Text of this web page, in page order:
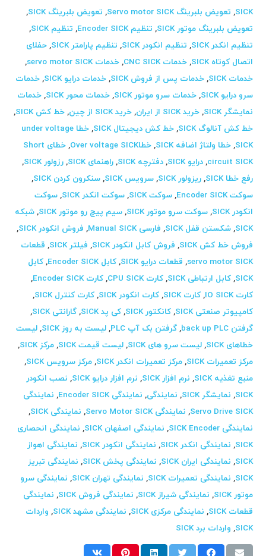
SICK
, تعویض بلبرینگ Servo motor SICK , تعویض بلبرینگ SICK
,
تعویض بلبرینگ موتور SICK
, تنظیم Encoder SICK , تنظیم SICK
,
تنظیم انکدر SICK
, تنظیم انکودر SICK , تنظیم پارامتر SICK ,حفلای
اتصال کوتاه SICK
,خدمات CNC SICK ,خدمات servo motor SICK
,
خدمات SICK
,خدمات پس از فروش SICK ,خدمات درایو SICK ,خدمات
سرو درایو SICK
,خدمات سرو موتور SICK ,خدمات محور SICK ,خدمات
نمایشگر SICK
,خرید SICK از ایران ,خرید SICK از چین ,خط کش SICK
,
خط کش آنالوگ SICK
,خط کش دیجیتال SICK ,
خطا under voltage
SICK
,خطا ولتاژ اضافه SICK ,خطاOver voltage SICK ,
خطای Short
circuit SICK
,درایو SICK ,دفترچه SICK ,راهنمای SICK ,رزولور SICK
,
رفع خطا SICK
,ریزولور SICK ,سرویس SICK ,سنکرون کردن SICK
,
سوکت Encoder SICK
,سوکت SICK ,سوکت انکدر SICK ,سوکت
انکودر SICK
,سوکت سرو موتور SICK ,سیم پیچ رو موتور SICK ,شبکه
SICK
,شکستن قفل SICK , فارسی Manual SICK , فروش انکودر SICK
,
فروش خط کش SICK
, فروش کابل انکودر SICK , فیلتر SICK , قطعات
servo motor SICK
, قطعات درایو SICK ,کابل Encoder SICK ,کابل
SICK
,کابل ارتباطی SICK ,کارت CPU SICK ,کارت Encoder SICK
,
کارت IO SICK
,کارت SICK ,کارت انکودر SICK ,کارت کنترل SICK
,
کامپیوتر صنعتی SICK
,کانکتور SICK ,کی پد SICK ,گارانتی SICK
,
گرفتن back up PLC
,گرفتن بک آپ PLC ,لیست به روز SICK ,لیست
خطاهای SICK
,لیست سرو های SICK ,لیست قیمت SICK ,مرکز SICK
,
مرکز تعمیرات SICK
,مرکز تعمیرات انکدر SICK ,مرکز سرویس SICK
,
منبع تغذیه SICK
, نرم افزار SICK , نرم افزار درایو SICK , نصب انکودر
SICK
, نمایشگر SICK , نمایندگی, نمایندگی Encoder SICK , نمایندگی
Servo Drive SICK
, نمایندگی Servo Motor SICK , نمایندگی SICK
,
نمایندگی SICK Encoder
, نمایندگی اصفهان SICK , نمایندگی انحصاری
SICK
, نمایندگی انکدر SICK , نمایندگی انکودر SICK , نمایندگی اهواز
SICK
, نمایندگی ایران SICK , نمایندگی پخش SICK , نمایندگی تبریز
SICK
, نمایندگی تعمیرات SICK , نمایندگی تهران SICK , نمایندگی سرو
موتور SICK
, نمایندگی شیراز SICK , نمایندگی فروش SICK , نمایندگی
قطعات SICK
, نمایندگی مرکزی SICK , نمایندگی مشهد SICK , واردات
SICK
, واردات برد SICK